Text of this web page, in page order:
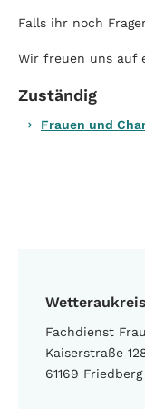
Wetteraukreis
Fachdienst
Kaiserstraße
61169
Falls ihr noch
Wir freuen uns auf
Zuständig
Frauen und